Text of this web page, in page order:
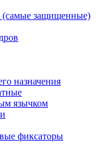
(самые защищенные)
назначения
язычком
фиксаторы